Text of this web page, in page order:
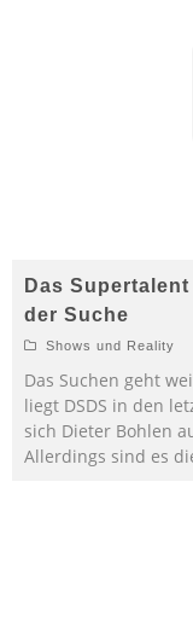
Das
der Suche
Shows und Reality
Das Suchen geht
liegt DSDS in den
sich Dieter Bohlen
Allerdings sind es